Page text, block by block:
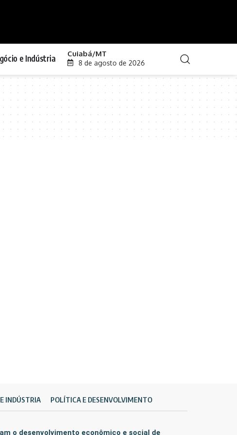
e Indústria Cuiabá/MT
8 de agosto de 2026
INDÚSTRIA POLÍTICA E DESENVOLVIMENTO
o desenvolvimento econômico e social de